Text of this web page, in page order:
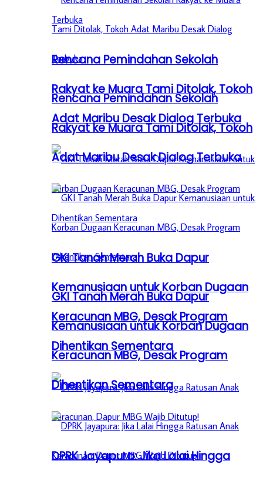
Rencana Pemindahan Sekolah
Rakyat ke Muara Tami Ditolak, Tokoh
Adat Maribu Desak Dialog Terbuka
GKI Tanah Merah Buka Dapur
Kemanusiaan untuk Korban Dugaan
Keracunan MBG, Desak Program
Dihentikan Sementara
DPRK Jayapura: Jika Lalai Hingga
Rencana Pemindahan Sekolah
Rakyat ke Muara Tami Ditolak, Tokoh
Adat Maribu Desak Dialog Terbuka
GKI Tanah Merah Buka Dapur
Kemanusiaan untuk Korban Dugaan
Keracunan MBG, Desak Program
Dihentikan Sementara